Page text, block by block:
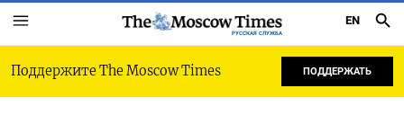
РУССКАЯ СЛУЖБА
EN
Поддержите The Moscow Times ПОДДЕРЖАТЬ